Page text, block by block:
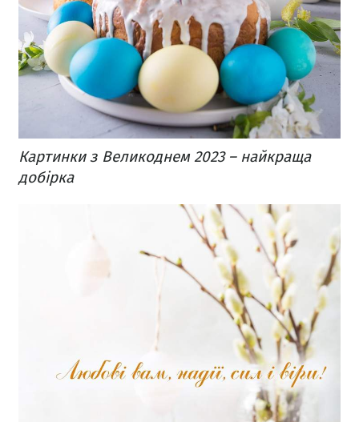
Картинки з Великоднем 2023 – найкраща
добірка